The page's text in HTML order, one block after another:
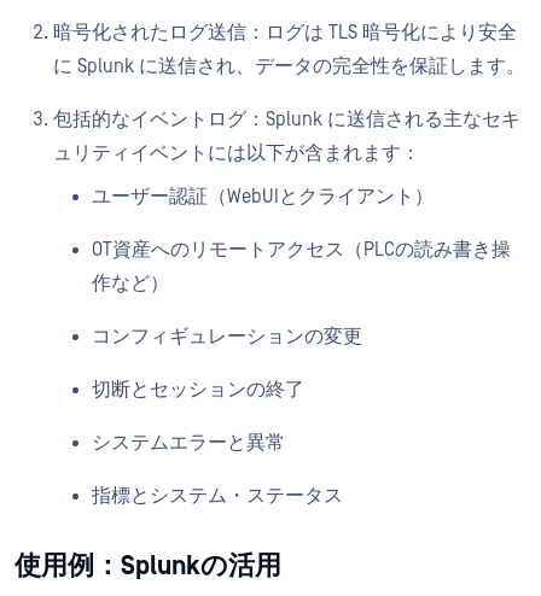
暗号化されたログ送信：ログは TLS 暗号化により安全
に Splunk に送信され、データの完全性を保証します。
包括的なイベントログ：Splunk に送信される主なセキ
ュリティイベントには以下が含まれます：
ユーザー認証（WebUIとクライアント）
OT資産へのリモートアクセス（PLCの読み書き操
作など）
コンフィギュレーションの変更
切断とセッションの終了
システムエラーと異常
指標とシステム・ステータス
使用例：Splunkの活用